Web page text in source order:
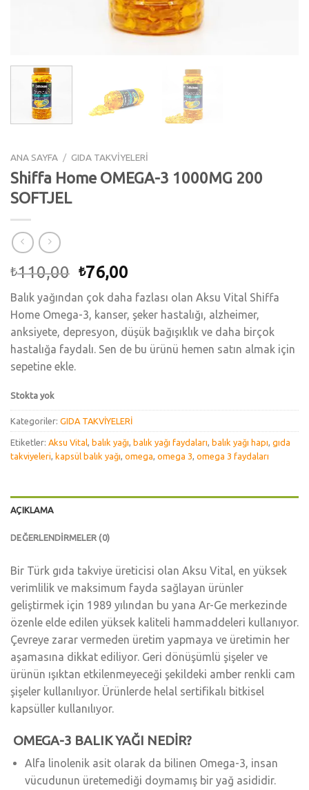
ANA SAYFA / GIDA TAKVİYELERİ
Shiffa Home OMEGA-3 1000MG 200
SOFTJEL
₺110,00 ₺76,00
Balık yağından çok daha fazlası olan Aksu Vital Shiffa
Home Omega-3, kanser, şeker hastalığı, alzheimer,
anksiyete, depresyon, düşük bağışıklık ve daha birçok
hastalığa faydalı. Sen de bu ürünü hemen satın almak için
sepetine ekle.
Stokta yok
Kategoriler: GIDA TAKVİYELERİ
Etiketler: Aksu Vital, balık yağı, balık yağı faydaları, balık yağı hapı, gıda
takviyeleri, kapsül balık yağı, omega, omega 3, omega 3 faydaları
AÇIKLAMA
DEĞERLENDIRMELER (0)
Bir Türk gıda takviye üreticisi olan Aksu Vital, en yüksek
verimlilik ve maksimum fayda sağlayan ürünler
geliştirmek için 1989 yılından bu yana Ar-Ge merkezinde
özenle elde edilen yüksek kaliteli hammaddeleri kullanıyor.
Çevreye zarar vermeden üretim yapmaya ve üretimin her
aşamasına dikkat ediliyor. Geri dönüşümlü şişeler ve
ürünün ışıktan etkilenmeyeceği şekildeki amber renkli cam
şişeler kullanılıyor. Ürünlerde helal sertifikalı bitkisel
kapsüller kullanılıyor.
OMEGA-3 BALIK YAĞI NEDİR?
Alfa linolenik asit olarak da bilinen Omega-3, insan
vücudunun üretemediği doymamış bir yağ asididir.